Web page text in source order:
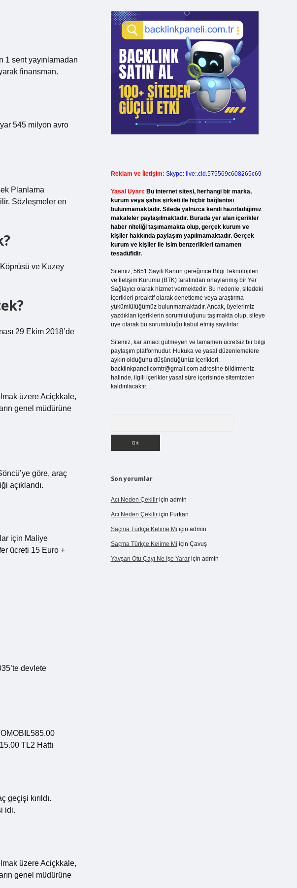
1 sent yayınlamadan
finansman.
545 milyon avro
Planlama
Sözleşmeler en
ve Kuzey
29 Ekim 2018’de
üzere Aciçkkale,
genel müdürüne
göre, araç
açıklandı.
için Maliye
ücreti 15 Euro +
devlete
TL2 Hattı
geçişi kırıldı.
idi.
üzere Aciçkkale,
genel müdürüne
Reklam ve İletişim: Skype: live:.cid.575569c608265c69
Yasal Uyarı: Bu internet sitesi, herhangi bir marka,
kurum veya şahıs şirketi ile hiçbir bağlantısı
bulunmamaktadır. Sitede yalnızca kendi hazırladığımız
makaleler paylaşılmaktadır. Burada yer alan içerikler
haber niteliği taşımamakta olup, gerçek kurum ve
kişiler hakkında paylaşım yapılmamaktadır. Gerçek
kurum ve kişiler ile isim benzerlikleri tamamen
tesadüfidir.
Sitemiz, 5651 Sayılı Kanun gereğince Bilgi Teknolojileri
ve İletişim Kurumu (BTK) tarafından onaylanmış bir Yer
Sağlayıcı olarak hizmet vermektedir. Bu nedenle, sitedeki
içerikleri proaktif olarak denetleme veya araştırma
yükümlülüğümüz bulunmamaktadır. Ancak, üyelerimiz
yazdıkları içeriklerin sorumluluğunu taşımakta olup, siteye
üye olarak bu sorumluluğu kabul etmiş sayılırlar.
Sitemiz, kar amacı gütmeyen ve tamamen ücretsiz bir bilgi
paylaşım platformudur. Hukuka ve yasal düzenlemelere
aykırı olduğunu düşündüğünüz içerikleri,
backlinkpanelicomtr@gmail.comadresine bildirmeniz
halinde, ilgili içerikler yasal süre içerisinde sitemizden
kaldırılacaktır.
Son yorumlar
Acı Neden Çekiliriçin admin
Acı Neden Çekiliriçin Furkan
Saçma Türkçe Kelime Mi için admin
Saçma Türkçe Kelime Mi için Çavuş
Yavşan Otu Çayı Ne Işe Yarariçin admin